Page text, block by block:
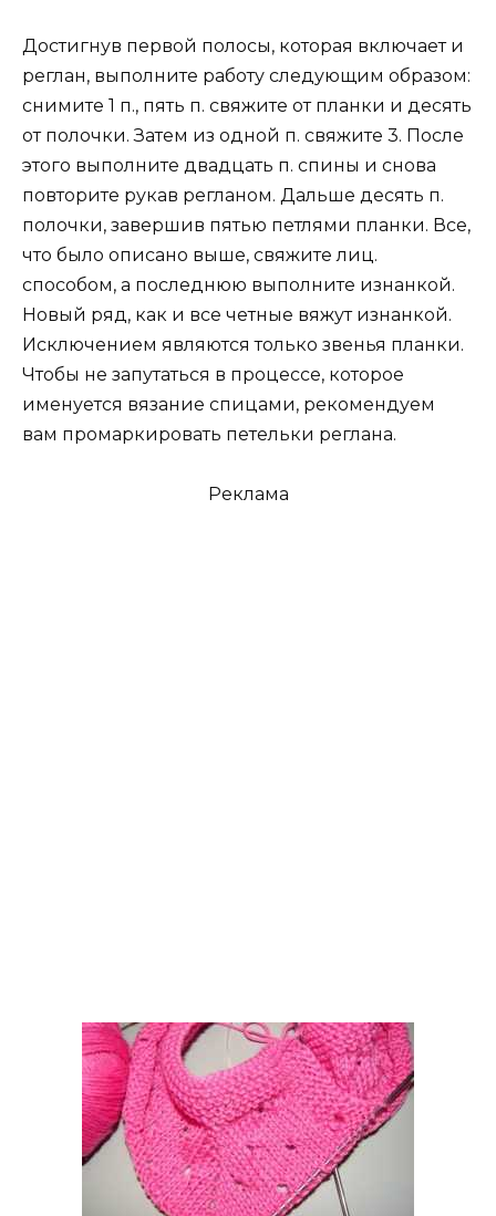
Достигнув первой полосы, которая включает и
реглан, выполните работу следующим образом:
снимите 1 п., пять п. свяжите от планки и десять
от полочки. Затем из одной п. свяжите 3. После
этого выполните двадцать п. спины и снова
повторите рукав регланом. Дальше десять п.
полочки, завершив пятью петлями планки. Все,
что было описано выше, свяжите лиц.
способом, а последнюю выполните изнанкой.
Новый ряд, как и все четные вяжут изнанкой.
Исключением являются только звенья планки.
Чтобы не запутаться в процессе, которое
именуется вязание спицами, рекомендуем
вам промаркировать петельки реглана.
Реклама